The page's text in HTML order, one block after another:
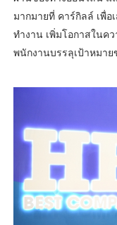
มากมายที่ คาร์กิลล์ เพื่
ทำงาน เพิ่มโอกาสในค
พนักงานบรรลุเป้าหมาย